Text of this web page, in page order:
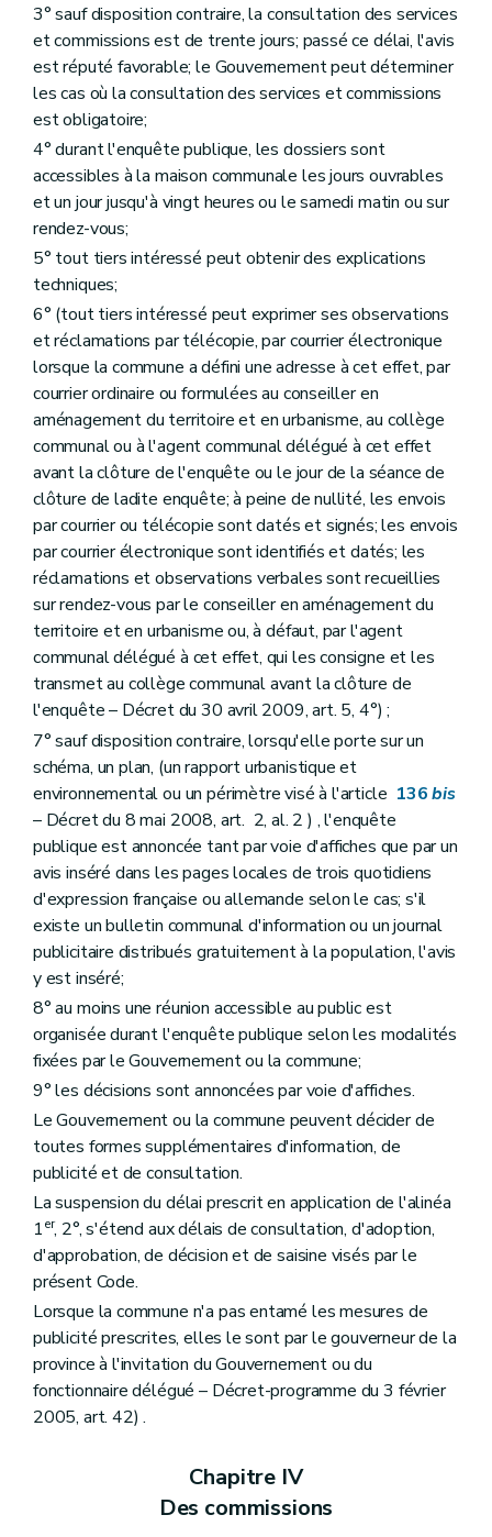
Art. 125
Art. 126
Section 8 ( Des permis délivrés par le Gouvernement ou le fonctionnaire délégué, de leur introduction et de leur instruction
Art. 127
Section 9 (Des charges d'urbanisme – Décret du 30 avril 2009, art. 79)
Art. 128
Section 10 Des voiries communales – Décret du 30 avril 2009, art. 80)
Art. 129
Art. 129bis
Art. 129ter
Art. 129
Section 11 Des permis en relation avec d'autres polices administratives
Art. 131
Art. 132
Art. 132bis
Section 12
Des dispositions diverses
Art. 133
Art. 134
Art. 135
Art. 136
Art. 136
Art. 137
Art. 138
Art. 139
Chapitre IV Des dispositions particulières aux équipements touristiques
Section première Des dispositions générales
Art. 140
Section 2 De l'établissement des villages de vacances
Sous-section première Des dispositions générales
Art. 141
Sous-section 2 Des conditions d'établissement des villages de vacances
Art. 142
Sous-section 3 Du dossier de village de vacances
Art. 143
Section 3 De l'établissement des parcs résidentiels de week-end
Sous-section première Des dispositions générales
Art. 144
Sous-section 2
Des conditions d'établissement et de lotissement d'un parc résidentiel de week-end
Art. 145
Art. 146
Art. 147
Art. 148
Sous-section 3 Du dossier de parc résidentiel de week-end
Art. 149
Chapitre V Des certificats d'urbanisme et des renseignements à fournir par les pouvoirs publics et les notaires
Art. 150
Art. 150bis
Art. 151
Art. 152
Titre VI Des infractions et des sanctions
Art. 153
Art. 155
Art. 156
Art. 157
Art. 158
Art. 159
Art. 159bis
Titre VII Des dispositions fiscales
Art. 160
Art. 161
Art. 162
Art. 163
Art. 164
Art. 165
Art. 166
Des dispositions générales
Chapitre premier Des sites à réaménager
Art. 167
3° sauf disposition contraire, la consultation des services
et commissions est de trente jours; passé ce délai, l'avis
est réputé favorable; le Gouvernement peut déterminer
les cas où la consultation des services et commissions
est obligatoire;
4° durant l'enquête publique, les dossiers sont
accessibles à la maison communale les jours ouvrables
et un jour jusqu'à vingt heures ou le samedi matin ou sur
rendez-vous;
5° tout tiers intéressé peut obtenir des explications
techniques;
6° (tout tiers intéressé peut exprimer ses observations
et réclamations par télécopie, par courrier électronique
lorsque la commune a défini une adresse à cet effet, par
courrier ordinaire ou formulées au conseiller en
aménagement du territoire et en urbanisme, au collège
communal ou à l'agent communal délégué à cet effet
avant la clôture de l'enquête ou le jour de la séance de
clôture de ladite enquête; à peine de nullité, les envois
par courrier ou télécopie sont datés et signés; les envois
par courrier électronique sont identifiés et datés; les
réclamations et observations verbales sont recueillies
sur rendez-vous par le conseiller en aménagement du
territoire et en urbanisme ou, à défaut, par l'agent
communal délégué à cet effet, qui les consigne et les
transmet au collège communal avant la clôture de
l'enquête – Décret du 30 avril 2009, art. 5, 4°) ;
7° sauf disposition contraire, lorsqu'elle porte sur un
schéma, un plan, (un rapport urbanistique et
environnemental ou un périmètre visé à l'article 136bis
– Décret du 8 mai 2008, art. 2, al. 2 ) , l'enquête
publique est annoncée tant par voie d'affiches que par un
avis inséré dans les pages locales de trois quotidiens
d'expression française ou allemande selon le cas; s'il
existe un bulletin communal d'information ou un journal
publicitaire distribués gratuitement à la population, l'avis
y est inséré;
8° au moins une réunion accessible au public est
organisée durant l'enquête publique selon les modalités
fixées par le Gouvernement ou la commune;
9° les décisions sont annoncées par voie d'affiches.
Le Gouvernement ou la commune peuvent décider de
toutes formes supplémentaires d'information, de
publicité et de consultation.
La suspension du délai prescrit en application de l'alinéa
1er, 2°, s'étend aux délais de consultation, d'adoption,
d'approbation, de décision et de saisine visés par le
présent Code.
Lorsque la commune n'a pas entamé les mesures de
publicité prescrites, elles le sont par le gouverneur de la
province à l'invitation du Gouvernement ou du
fonctionnaire délégué – Décret-programme du 3 février
2005, art. 42) .
Chapitre IV
Des commissions